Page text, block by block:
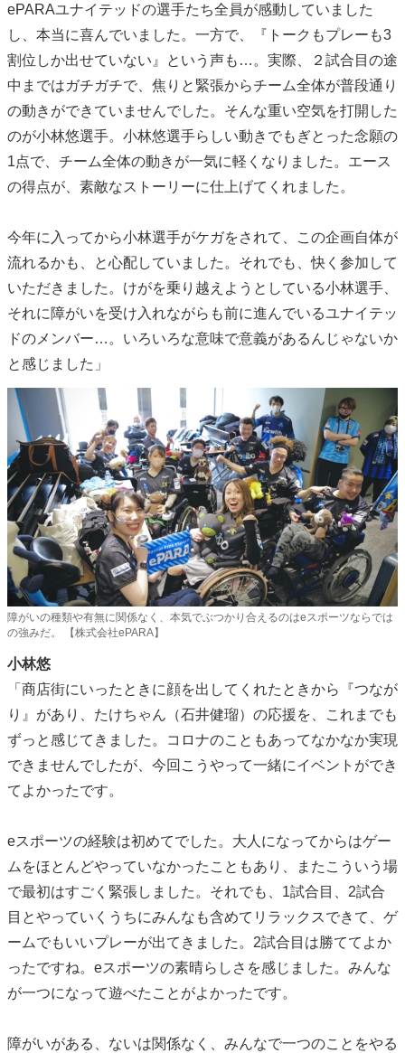
ePARAユナイテッドの選手たち全員が感動していました
し、本当に喜んでいました。一方で、『トークもプレーも3
割位しか出せていない』という声も…。実際、２試合目の途
中まではガチガチで、焦りと緊張からチーム全体が普段通り
の動きができていませんでした。そんな重い空気を打開した
のが小林悠選手。小林悠選手らしい動きでもぎとった念願の
1点で、チーム全体の動きが一気に軽くなりました。エース
の得点が、素敵なストーリーに仕上げてくれました。
今年に入ってから小林選手がケガをされて、この企画自体が
流れるかも、と心配していました。それでも、快く参加して
いただきました。けがを乗り越えようとしている小林選手、
それに障がいを受け入れながらも前に進んでいるユナイテッ
ドのメンバー…。いろいろな意味で意義があるんじゃないか
と感じました」
障がいの種類や有無に関係なく、本気でぶつかり合えるのはeスポーツならでは
の強みだ。 【株式会社ePARA】
小林悠
「商店街にいったときに顔を出してくれたときから『つなが
り』があり、たけちゃん（石井健瑠）の応援を、これまでも
ずっと感じてきました。コロナのこともあってなかなか実現
できませんでしたが、今回こうやって一緒にイベントができ
てよかったです。
eスポーツの経験は初めてでした。大人になってからはゲー
ムをほとんどやっていなかったこともあり、またこういう場
で最初はすごく緊張しました。それでも、1試合目、2試合
目とやっていくうちにみんなも含めてリラックスできて、ゲ
ームでもいいプレーが出てきました。2試合目は勝ててよか
ったですね。eスポーツの素晴らしさを感じました。みんな
が一つになって遊べたことがよかったです。
障がいがある、ないは関係なく、みんなで一つのことをやる